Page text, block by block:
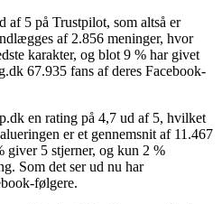
5 på Trustpilot, som altså er
af 2.856 meninger, hvor
karakter, og blot 9 % har givet
67.935 fans af deres Facebook-
en rating på 4,7 ud af 5, hvilket
er et gennemsnit af 11.467
giver 5 stjerner, og kun 2 %
Som det ser ud nu har
følgere.